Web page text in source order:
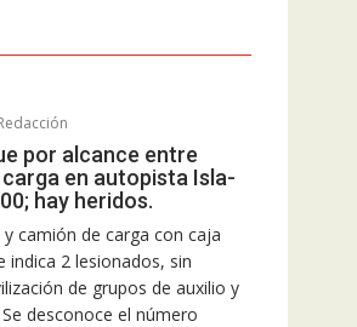
por alcance entre
en autopista Isla-
hay heridos.
camión de carga con caja
indica 2 lesionados, sin
de grupos de auxilio y
desconoce el número